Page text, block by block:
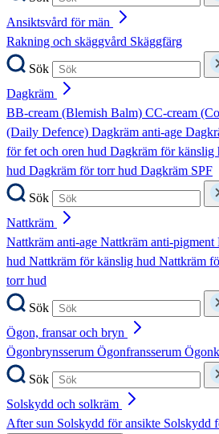
Ansiktsvård för män
Rakning och skäggvård Skäggfärg
Sök
Dagkräm
BB-cream (Blemish Balm) CC-cream
(Daily Defence) Dagkräm anti-age
för fet och oren hud Dagkräm för känslig
hud Dagkräm för torr hud Dagkräm SPF
Sök
Nattkräm
Nattkräm anti-age Nattkräm anti-pigment
hud Nattkräm för känslig hud Nattkräm
torr hud
Sök
Ögon, fransar och bryn
Ögonbrynsserum Ögonfransserum
Sök
Solskydd och solkräm
After sun Solskydd för ansikte Solskydd